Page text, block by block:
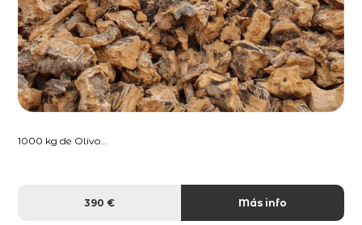
1000 kg de Olivo...
390 € Más info